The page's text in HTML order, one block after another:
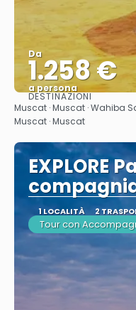
Da
1.258 €
a persona
DESTINAZIONI
Muscat · Muscat · Wahiba
Muscat · Muscat
EXPLORE
1 LOCALITÀ 2
Tour con